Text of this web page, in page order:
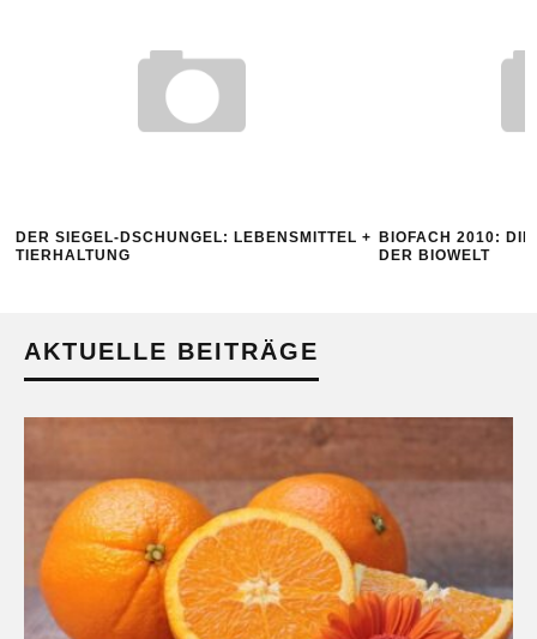
DER SIEGEL-DSCHUNGEL: LEBENSMITTEL +
TIERHALTUNG
BIOFACH 2010:
DER BIOWELT
AKTUELLE BEITRÄGE